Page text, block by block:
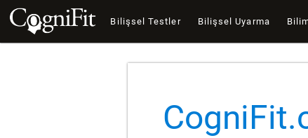
Bilişsel Testler Bilişsel Uyarma